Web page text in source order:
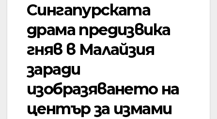
Сингапурската
драма предизвика
гняв в Малайзия
заради
изобразяването на
център за измами